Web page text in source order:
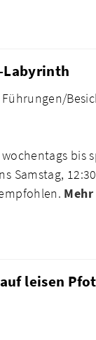
Labyrinth
Führungen/
bis
Samstag,
Mehr
leisen